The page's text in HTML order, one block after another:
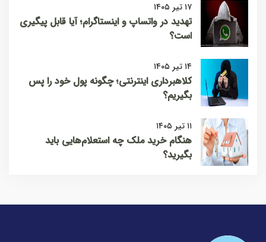
۱۷ تیر ۱۴۰۵
تهدید در واتساپ و اینستاگرام؛ آیا قابل پیگیری
است؟
۱۴ تیر ۱۴۰۵
کلاهبرداری اینترنتی؛ چگونه پول خود را پس
بگیریم؟
۱۱ تیر ۱۴۰۵
هنگام خرید ملک چه استعلام‌هایی باید
بگیرید؟